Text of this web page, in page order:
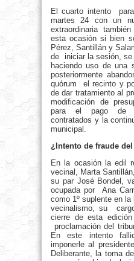
El cuarto intento
martes 24 con un
extraordinaria
esta ocasión si bien
Pérez, Santillán y
de iniciar la sesión, se
haciendo uso de una
posteriormente
quórum el recinto y
de dar tratamiento al
modificación de
para el pago de
contratados y la
municipal.
¿Intento de fraude
En la ocasión la edil
vecinal, Marta
su par José Bondel,
ocupada por Ana
como 1º suplente en
vecinalismo, su
cierre de esta
proclamación del
En este intento
imponerle al
Deliberante, la toma